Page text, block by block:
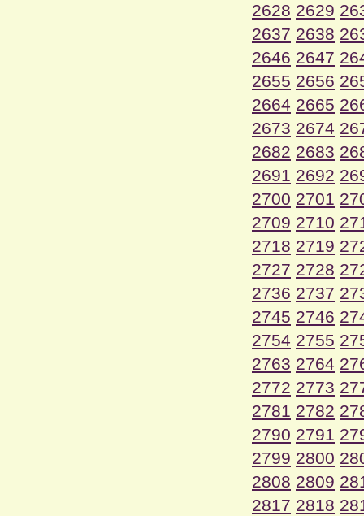
2628 2629
2637 2638
2646 2647
2655 2656
2664 2665
2673 2674
2682 2683
2691 2692
2700 2701
2709 2710
2718 2719
2727 2728
2736 2737
2745 2746
2754 2755
2763 2764
2772 2773
2781 2782
2790 2791
2799 2800
2808 2809
2817 2818